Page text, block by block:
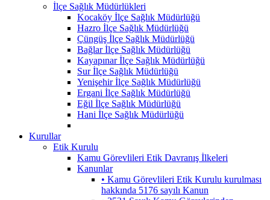
İlçe Sağlık Müdürlükleri
Kocaköy İlçe Sağlık Müdürlüğü
Hazro İlçe Sağlık Müdürlüğü
Çüngüş İlçe Sağlık Müdürlüğü
Bağlar İlçe Sağlık Müdürlüğü
Kayapınar İlçe Sağlık Müdürlüğü
Sur İlçe Sağlık Müdürlüğü
Yenişehir İlçe Sağlık Müdürlüğü
Ergani İlçe Sağlık Müdürlüğü
Eğil İlçe Sağlık Müdürlüğü
Hani İlçe Sağlık Müdürlüğü
Kurullar
Etik Kurulu
Kamu Görevlileri Etik Davranış İlkeleri
Kanunlar
• Kamu Görevlileri Etik Kurulu kurulması
hakkında 5176 sayılı Kanun